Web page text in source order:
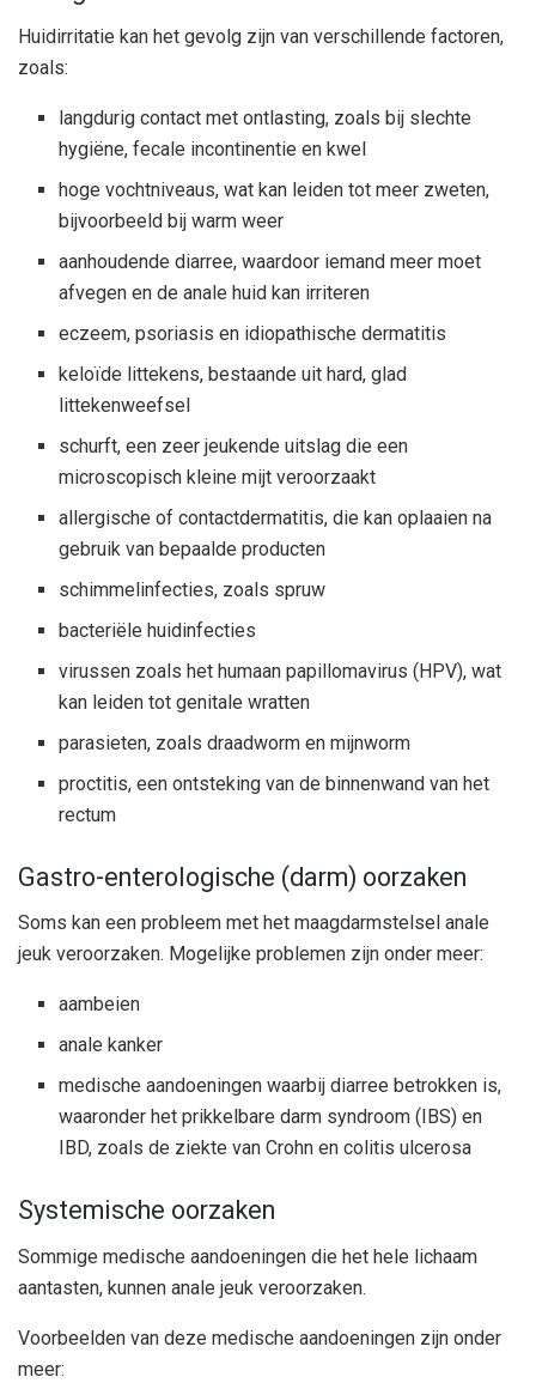
Huidirritatie kan het gevolg zijn van verschillende factoren,
zoals:
langdurig contact met ontlasting, zoals bij slechte
hygiëne, fecale incontinentie en kwel
hoge vochtniveaus, wat kan leiden tot meer zweten,
bijvoorbeeld bij warm weer
aanhoudende diarree, waardoor iemand meer moet
afvegen en de anale huid kan irriteren
eczeem, psoriasis en idiopathische dermatitis
keloïde littekens, bestaande uit hard, glad
littekenweefsel
schurft, een zeer jeukende uitslag die een
microscopisch kleine mijt veroorzaakt
allergische of contactdermatitis, die kan oplaaien na
gebruik van bepaalde producten
schimmelinfecties, zoals spruw
bacteriële huidinfecties
virussen zoals het humaan papillomavirus (HPV), wat
kan leiden tot genitale wratten
parasieten, zoals draadworm en mijnworm
proctitis, een ontsteking van de binnenwand van het
rectum
Gastro-enterologische (darm) oorzaken
Soms kan een probleem met het maagdarmstelsel anale
jeuk veroorzaken. Mogelijke problemen zijn onder meer:
aambeien
anale kanker
medische aandoeningen waarbij diarree betrokken is,
waaronder het prikkelbare darm syndroom (IBS) en
IBD, zoals de ziekte van Crohn en colitis ulcerosa
Systemische oorzaken
Sommige medische aandoeningen die het hele lichaam
aantasten, kunnen anale jeuk veroorzaken.
Voorbeelden van deze medische aandoeningen zijn onder
meer: